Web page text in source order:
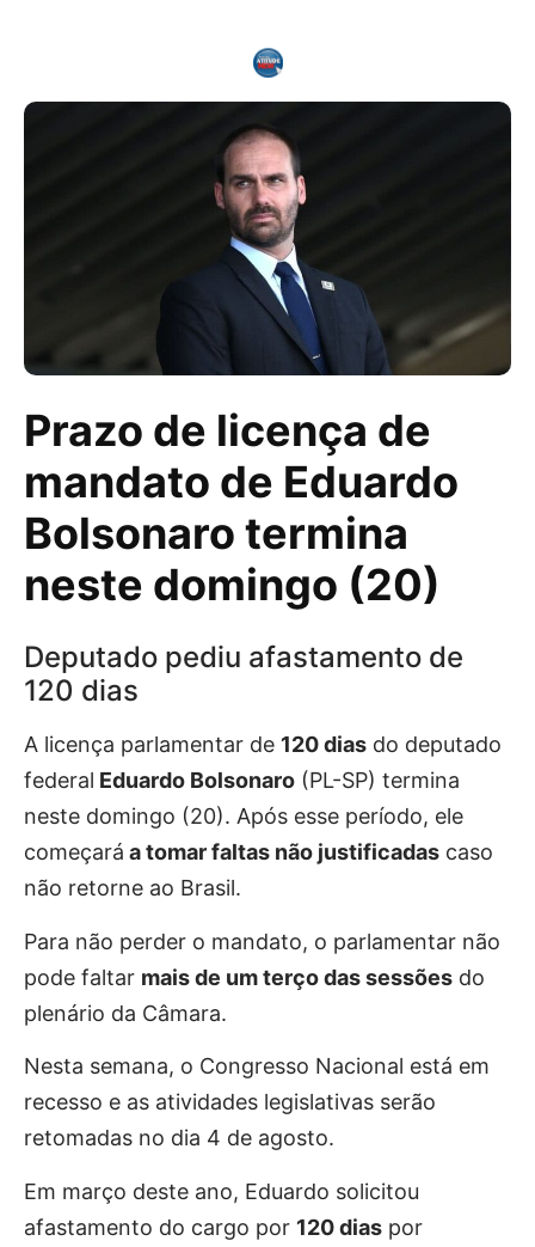
Prazo de licença de
mandato de Eduardo
Bolsonaro termina
neste domingo (20)
Deputado pediu afastamento de
120 dias
A licença parlamentar de 120 dias do deputado
federal Eduardo Bolsonaro (PL-SP) termina
neste domingo (20). Após esse período, ele
começará a tomar faltas não justificadas caso
não retorne ao Brasil.
Para não perder o mandato, o parlamentar não
pode faltar mais de um terço das sessões do
plenário da Câmara.
Nesta semana, o Congresso Nacional está em
recesso e as atividades legislativas serão
retomadas no dia 4 de agosto.
Em março deste ano, Eduardo solicitou
afastamento do cargo por 120 dias por